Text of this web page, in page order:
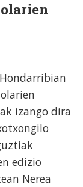
izango dira
edizio
Nerea